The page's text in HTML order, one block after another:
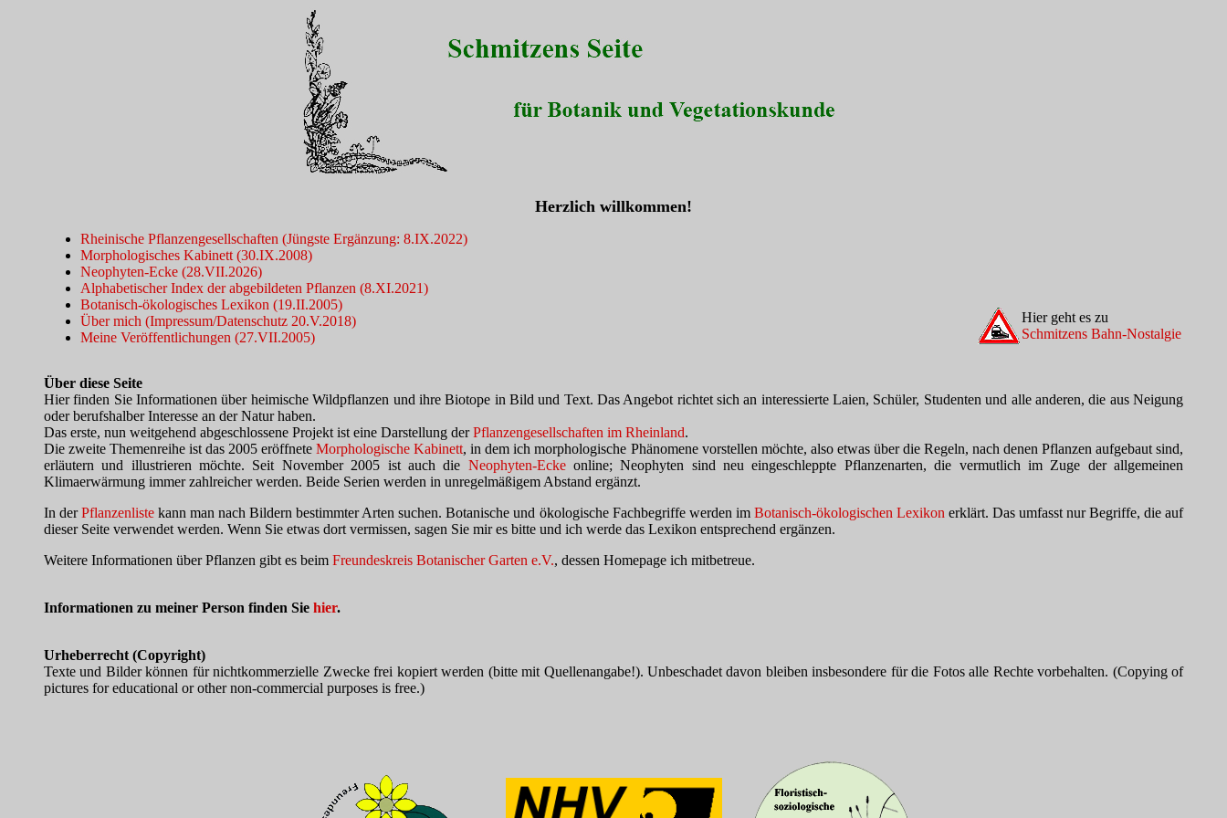
Herzlich willkommen!
Rheinische Pflanzengesellschaften (Jüngste Ergänzung: 8.IX.2022)
Morphologisches Kabinett (30.IX.2008)
Neophyten-Ecke (28.VII.2026)
Alphabetischer Index der abgebildeten Pflanzen (8.XI.2021)
Botanisch-ökologisches Lexikon (19.II.2005)
Über mich (Impressum/Datenschutz 20.V.2018)
Meine Veröffentlichungen (27.VII.2005)
Hier geht es zu
Schmitzens Bahn-Nostalgie
Über diese Seite
Hier finden Sie Informationen über heimische Wildpflanzen und ihre Biotope in Bild und Text. Das Angebot richtet sich an interessierte Laien, Schüler, Studenten und alle anderen, die aus Neigung
oder berufshalber Interesse an der Natur haben.
Das erste, nun weitgehend abgeschlossene Projekt ist eine Darstellung derPflanzengesellschaften im Rheinland.
Die zweite Themenreihe ist das 2005 eröffneteMorphologische Kabinett, in dem ich morphologische Phänomene vorstellen möchte, also etwas über die Regeln, nach denen Pflanzen aufgebaut sind,
erläutern und illustrieren möchte. Seit November 2005 ist auch die Neophyten-Eckeonline; Neophyten sind neu eingeschleppte Pflanzenarten, die vermutlich im Zuge der allgemeinen
Klimaerwärmung immer zahlreicher werden. Beide Serien werden in unregelmäßigem Abstand ergänzt.
In derPflanzenliste kann man nach Bildern bestimmter Arten suchen. Botanische und ökologische Fachbegriffe werden im Botanisch-ökologischen Lexikon erklärt. Das umfasst nur Begriffe, die auf
dieser Seite verwendet werden. Wenn Sie etwas dort vermissen, sagen Sie mir es bitte und ich werde das Lexikon entsprechend ergänzen.
Weitere Informationen über Pflanzen gibt es beim Freundeskreis Botanischer Garten e.V., dessen Homepage ich mitbetreue.
Informationen zu meiner Person finden Sie hier.
Urheberrecht (Copyright)
Texte und Bilder können für nichtkommerzielle Zwecke frei kopiert werden (bitte mit Quellenangabe!). Unbeschadet davon bleiben insbesondere für die Fotos alle Rechte vorbehalten. (Copying of
pictures for educational or other non-commercial purposes is free.)